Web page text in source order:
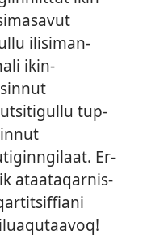
ilisiman­
ikin­
tup­
Er­
ataataqar­nis­